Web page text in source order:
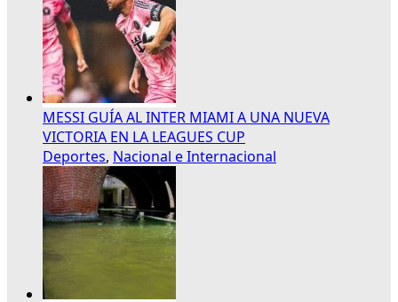
MESSI GUÍA AL INTER MIAMI A UNA NUEVA
VICTORIA EN LA LEAGUES CUP
Deportes, Nacional e Internacional